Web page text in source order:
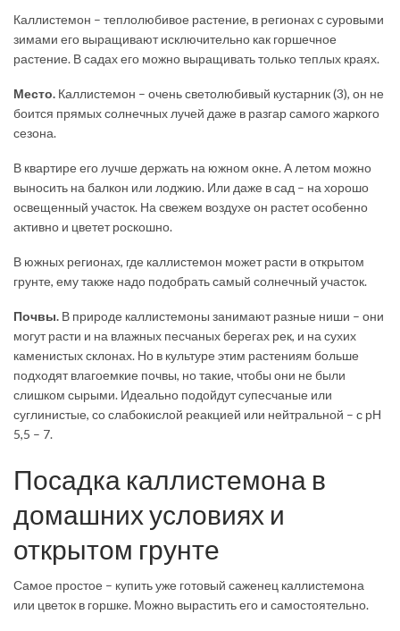
Каллистемон – теплолюбивое растение, в регионах с суровыми
зимами его выращивают исключительно как горшечное
растение. В садах его можно выращивать только теплых краях.
Место. Каллистемон – очень светолюбивый кустарник (3), он не
боится прямых солнечных лучей даже в разгар самого жаркого
сезона.
В квартире его лучше держать на южном окне. А летом можно
выносить на балкон или лоджию. Или даже в сад – на хорошо
освещенный участок. На свежем воздухе он растет особенно
активно и цветет роскошно.
В южных регионах, где каллистемон может расти в открытом
грунте, ему также надо подобрать самый солнечный участок.
Почвы. В природе каллистемоны занимают разные ниши – они
могут расти и на влажных песчаных берегах рек, и на сухих
каменистых склонах. Но в культуре этим растениям больше
подходят влагоемкие почвы, но такие, чтобы они не были
слишком сырыми. Идеально подойдут супесчаные или
суглинистые, со слабокислой реакцией или нейтральной – с рН
5,5 – 7.
Посадка каллистемона в
домашних условиях и
открытом грунте
Самое простое – купить уже готовый саженец каллистемона
или цветок в горшке. Можно вырастить его и самостоятельно.